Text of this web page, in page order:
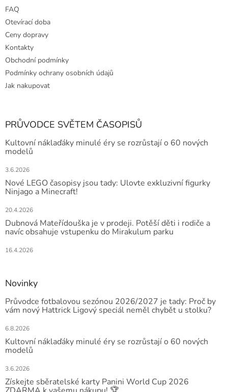
FAQ
Otevírací doba
Ceny dopravy
Kontakty
Obchodní podmínky
Podmínky ochrany osobních údajů
Jak nakupovat
PRŮVODCE SVĚTEM ČASOPISŮ
Kultovní náklaďáky minulé éry se rozrůstají o 60 nových
modelů
3.6.2026
Nové LEGO časopisy jsou tady: Ulovte exkluzivní figurky
Ninjago a Minecraft!
20.4.2026
Dubnová Mateřídouška je v prodeji. Potěší děti i rodiče a
navíc obsahuje vstupenku do Mirakulum parku
16.4.2026
Novinky
Průvodce fotbalovou sezónou 2026/2027 je tady: Proč by
vám nový Hattrick Ligový speciál neměl chybět u stolku?
6.8.2026
Kultovní náklaďáky minulé éry se rozrůstají o 60 nových
modelů
3.6.2026
Získejte sběratelské karty Panini World Cup 2026